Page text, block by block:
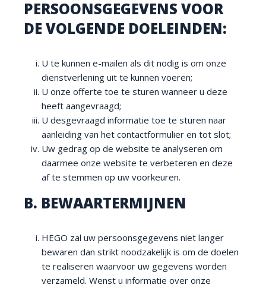
PERSOONSGEGEVENS VOOR
DE VOLGENDE DOELEINDEN:
U te kunnen e-mailen als dit nodig is om onze
dienstverlening uit te kunnen voeren;
U onze offerte toe te sturen wanneer u deze
heeft aangevraagd;
U desgevraagd informatie toe te sturen naar
aanleiding van het contactformulier en tot slot;
Uw gedrag op de website te analyseren om
daarmee onze website te verbeteren en deze
af te stemmen op uw voorkeuren.
B. BEWAARTERMIJNEN
HEGO zal uw persoonsgegevens niet langer
bewaren dan strikt noodzakelijk is om de doelen
te realiseren waarvoor uw gegevens worden
verzameld. Wenst u informatie over onze